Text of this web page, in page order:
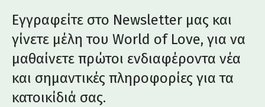
Εγγραφείτε στο Newsletter μας και
γίνετε μέλη του World of Love, για να
μαθαίνετε πρώτοι ενδιαφέροντα νέα
και σημαντικές πληροφορίες για τα
κατοικίδιά σας.